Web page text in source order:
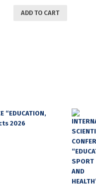
ADD TO CART
“EDUCATION,
2026